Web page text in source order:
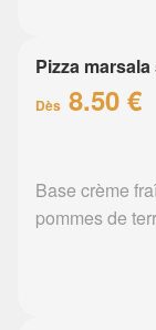
Pizza
Dès 8.50 €
Base crème
pommes de